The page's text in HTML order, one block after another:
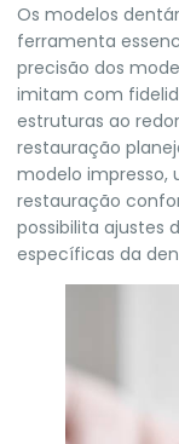
Os modelos
ferramenta
precisão dos
imitam com
estruturas ao
restauração
modelo impresso,
restauração
possibilita ajustes
específicas da